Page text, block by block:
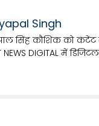
Singh
सिंह कौशिक को
NEWS DIGITAL में